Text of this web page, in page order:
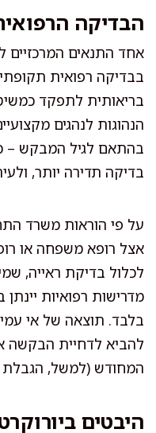
הבדיקה
אחד התנאים המרכזיים
בבדיקה רפואית
בריאותית לתפקד
הנהוגות לנהגים
בדיקה תדירה יותר,
על פי הוראות משרד
אצל רופא משפחה או
לכלול בדיקת ראייה,
מדרישות רפואיות
בלבד. תוצאה של אי
להביא לדחיית הבקשה
המחודש (למשל,
היבטים